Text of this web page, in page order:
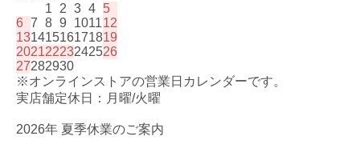
1
2 3 4 5
6 7 8 9 101112
13141516171819
20212223242526
27282930
※オンラインストアの営業日カレンダーです。
実店舗定休日：月曜/火曜
2026年 夏季休業のご案内